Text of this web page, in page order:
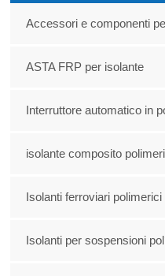
Accessori e componenti
ASTA FRP per isolante
Interruttore automatico in
isolante composito
Isolanti ferroviari polimerici
Isolanti per sospensioni